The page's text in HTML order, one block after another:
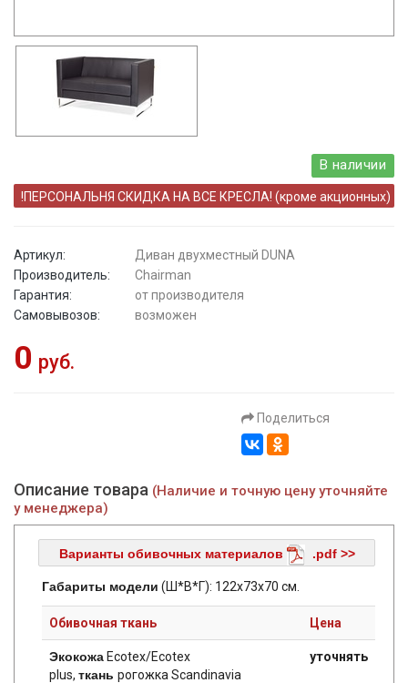
В наличии
!ПЕРСОНАЛЬНЯ СКИДКА НА ВСЕ КРЕСЛА! (кроме акционных)
Артикул:
Диван двухместный DUNA
Производитель:
Chairman
Гарантия:
от производителя
Самовывозов:
возможен
0 руб.
Поделиться
Описание товара (Наличие и точную цену уточняйте
у менеджера)
Варианты обивочных материалов .pdf >>
Габариты модели (Ш*В*Г): 122х73х70 см.
Обивочная ткань Цена
Экокожа Ecotex/Ecotex
plus, ткань рогожка Sсandinavia
уточнять